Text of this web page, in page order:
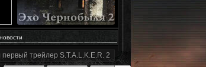
трейлер S.T.A.L.K.E.R. 2